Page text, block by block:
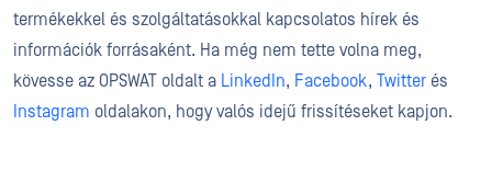
termékekkel és szolgáltatásokkal kapcsolatos hírek és
információk forrásaként. Ha még nem tette volna meg,
kövesse az OPSWAT oldalt a LinkedIn, Facebook, Twitter és
Instagram oldalakon, hogy valós idejű frissítéseket kapjon.